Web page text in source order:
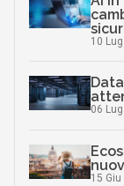
10
06
15 Giu